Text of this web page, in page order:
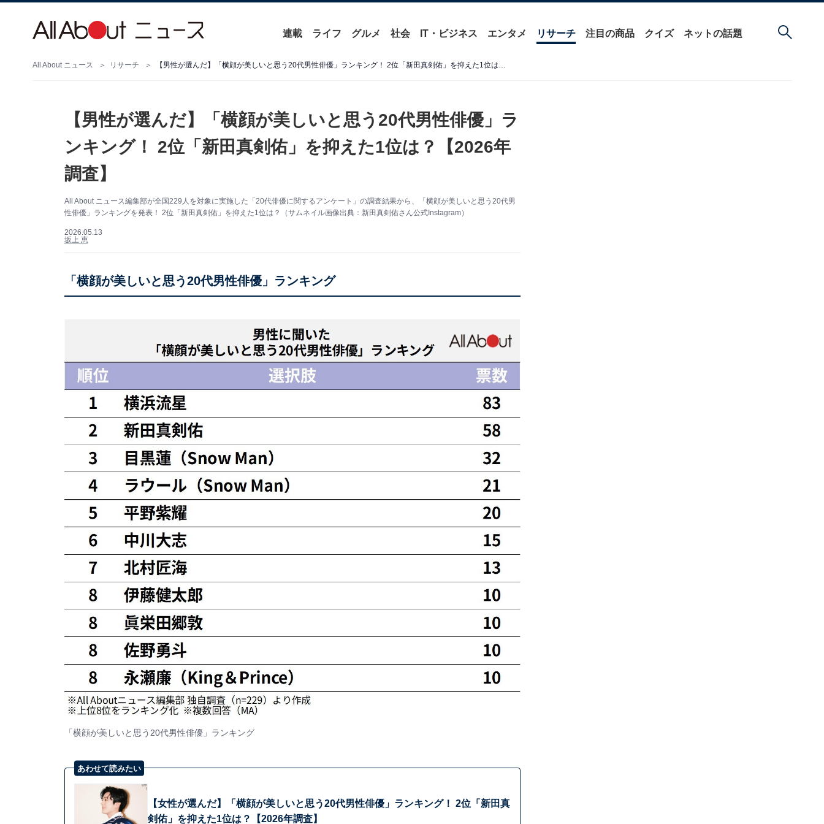
連載 ライフ グルメ 社会 IT・ビジネス エンタメ リサーチ 注目の商品 クイズ ネットの話題
All About ニュース リサーチ 【男性が選んだ】「横顔が美しいと思う20代男性俳優」ランキング！ 2位「新田真剣佑」を抑えた1位は？【2026年調査】
【男性が選んだ】「横顔が美しいと思う20代男性俳優」ラ
ンキング！ 2位「新田真剣佑」を抑えた1位は？【2026年
調査】
All About ニュース編集部が全国229人を対象に実施した「20代俳優に関するアンケート」の調査結果から、「横顔が美しいと思う20代男
性俳優」ランキングを発表！ 2位「新田真剣佑」を抑えた1位は？（サムネイル画像出典：新田真剣佑さん公式Instagram）
2026.05.13
坂上 恵
「横顔が美しいと思う20代男性俳優」ランキング
「横顔が美しいと思う20代男性俳優」ランキング
あわせて読みたい
【女性が選んだ】「横顔が美しいと思う20代男性俳優」ランキング！ 2位「新田真
剣佑」を抑えた1位は？【2026年調査】